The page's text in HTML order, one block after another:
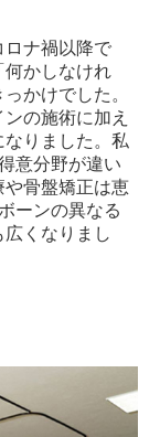
ナ禍以降で
何かしなけれ
かけでした。
の施術に加え
なりました。私
意分野が違い
や骨盤矯正は恵
ーンの異なる
くなりまし